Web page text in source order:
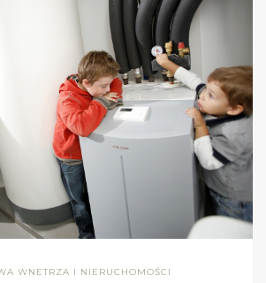
WNETRZA I NIERUCHOMOŚCI